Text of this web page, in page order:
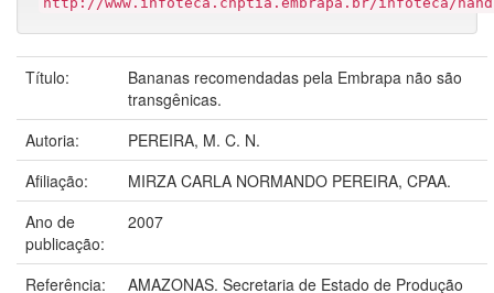
Título:
Bananas recomendadas pela Embrapa não são
transgênicas.
Autoria:
PEREIRA, M. C. N.
Afiliação:
MIRZA CARLA NORMANDO PEREIRA, CPAA.
Ano de
publicação:
2007
Referência:
AMAZONAS. Secretaria de Estado de Produção